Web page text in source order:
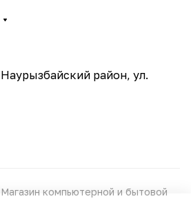
район, ул.
компьютерной и бытовой